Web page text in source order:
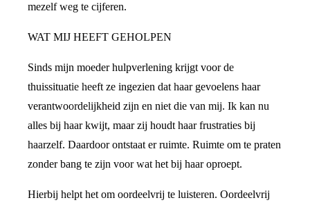
mezelf weg te cijferen.
WAT MIJ HEEFT GEHOLPEN
Sinds mijn moeder hulpverlening krijgt voor de
thuissituatie heeft ze ingezien dat haar gevoelens haar
verantwoordelijkheid zijn en niet die van mij. Ik kan nu
alles bij haar kwijt, maar zij houdt haar frustraties bij
haarzelf. Daardoor ontstaat er ruimte. Ruimte om te praten
zonder bang te zijn voor wat het bij haar oproept.
Hierbij helpt het om oordeelvrij te luisteren. Oordeelvrij